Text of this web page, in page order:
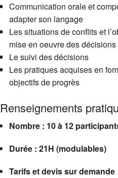
Communication orale et
adapter son langage
Les situations de conflits et
mise en oeuvre des décisions
Le suivi des décisions
Les pratiques acquises en
objectifs de progrès
Renseignements
Nombre : 10 à 12
Durée : 21H (modulables)
Tarifs et devis sur demande